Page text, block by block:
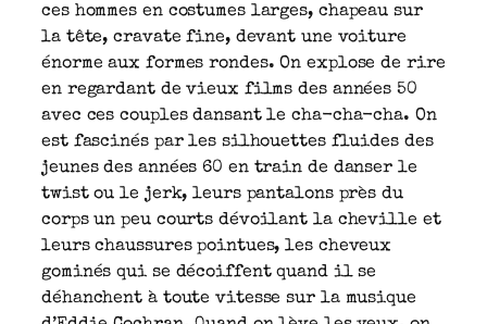
ces hommes en costumes larges, chapeau sur
la tête, cravate fine, devant une voiture
énorme aux formes rondes. On explose de rire
en regardant de vieux films des années 50
avec ces couples dansant le cha-cha-cha. On
est fascinés par les silhouettes fluides des
jeunes des années 60 en train de danser le
twist ou le jerk, leurs pantalons près du
corps un peu courts dévoilant la cheville et
leurs chaussures pointues, les cheveux
gominés qui se décoiffent quand il se
déhanchent à toute vitesse sur la musique